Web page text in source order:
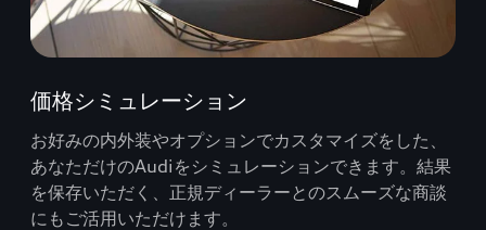
価格シミュレーション
お好みの内外装やオプションでカスタマイズをした、
あなただけのAudiをシミュレーションできます。結果
を保存いただく、正規ディーラーとのスムーズな商談
にもご活用いただけます。